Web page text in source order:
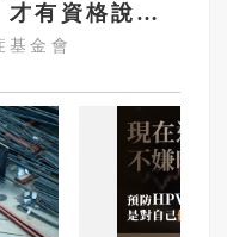
有資格說愛
基金會